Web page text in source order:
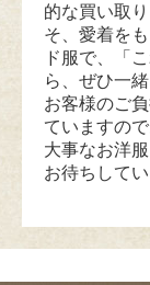
的な買い取
そ、愛着を
ド服で、「
ら、ぜひ一
お客様のご
ていますの
大事なお洋
お待ちしてい